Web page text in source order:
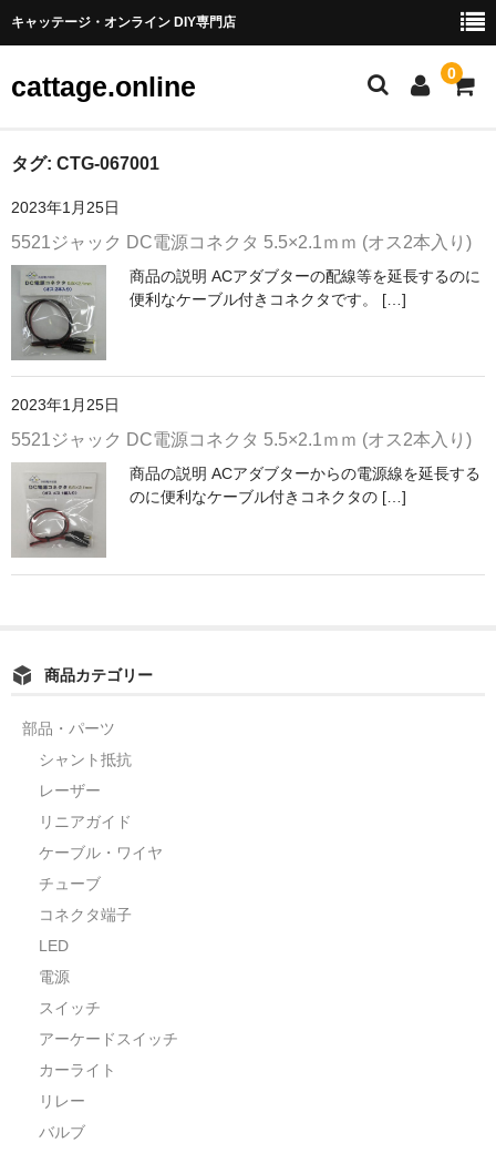
キャッテージ・オンライン DIY専門店
cattage.online 0
部品・パーツ
ケーブル・ワイヤ
チューブ
コネクタ端子
LED
スイッチ
アーケードスイッチ
カーライト
リレー
ヒューズ
リニアガイド
材料
アルミ板
鉄板
ケミカルウッド
ペレット
POMプレート
アクリル板
ツール・計測
オシロスコープ
タグ: CTG-067001
2023年1月25日
5521ジャック DC電源コネクタ 5.5×2.1ｍｍ (オス2本入り)
商品の説明 ACアダブターの配線等を延長するのに
便利なケーブル付きコネクタです。 […]
2023年1月25日
5521ジャック DC電源コネクタ 5.5×2.1ｍｍ (オス2本入り)
商品の説明 ACアダブターからの電源線を延長する
のに便利なケーブル付きコネクタの […]
商品カテゴリー
部品・パーツ
シャント抵抗
レーザー
リニアガイド
ケーブル・ワイヤ
チューブ
コネクタ端子
LED
電源
スイッチ
アーケードスイッチ
カーライト
リレー
バルブ